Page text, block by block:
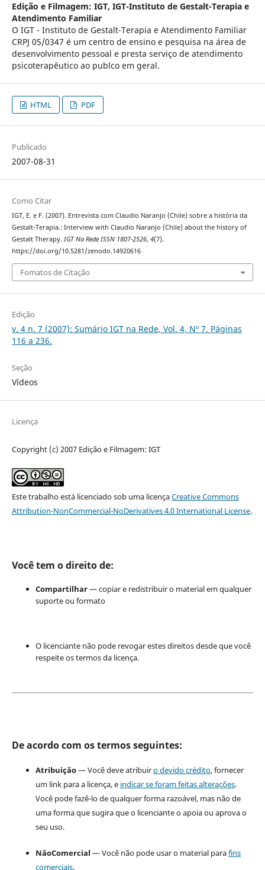
Edição e Filmagem: IGT, IGT-Instituto de Gestalt-Terapia e
Atendimento Familiar
O IGT - Instituto de Gestalt-Terapia e Atendimento Familiar
CRPJ 05/0347 é um centro de ensino e pesquisa na área de
desenvolvimento pessoal e presta serviço de atendimento
psicoterapêutico ao publco em geral.
HTML PDF
Publicado
2007-08-31
Como Citar
IGT, E. e F. (2007). Entrevista com Claudio Naranjo (Chile) sobre a história da
Gestalt-Terapia.: Interview with Claudio Naranjo (Chile) about the history of
Gestalt Therapy. IGT Na Rede ISSN 1807-2526, 4(7).
https://doi.org/10.5281/zenodo.14920616
Fomatos de Citação
Edição
v. 4 n. 7 (2007): Sumário IGT na Rede, Vol. 4, Nº 7. Páginas
116 a 236.
Seção
Vídeos
Licença
Copyright (c) 2007 Edição e Filmagem: IGT
Este trabalho está licenciado sob uma licençaCreative Commons
Attribution-NonCommercial-NoDerivatives 4.0 International License.
Você tem o direito de:
Compartilhar— copiar e redistribuir o material em qualquer
suporte ou formato
O licenciante não pode revogar estes direitos desde que você
respeite os termos da licença.
De acordo com os termos seguintes:
Atribuição— Você deve atribuiro devido crédito, fornecer
um link para a licença, e indicar se foram feitas alterações.
Você pode fazê-lo de qualquer forma razoável, mas não de
uma forma que sugira que o licenciante o apoia ou aprova o
seu uso.
NãoComercial — Você não pode usar o material parafins
comerciais.